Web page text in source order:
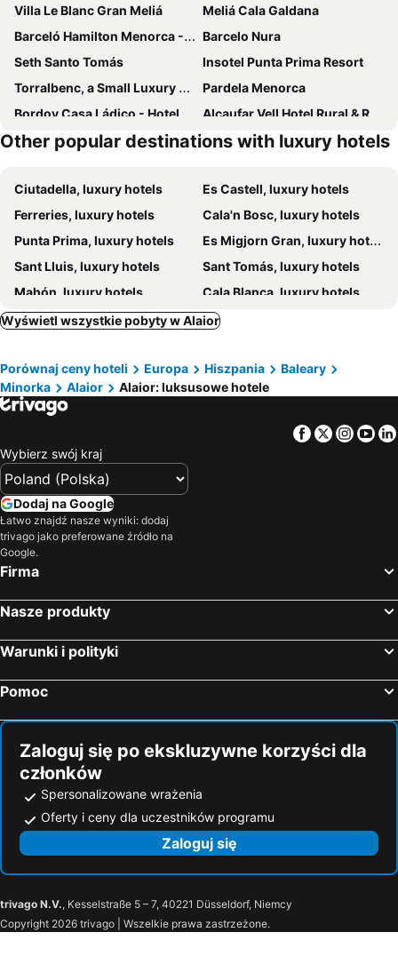
Villa Le Blanc Gran Meliá
Meliá Cala Galdana
Barceló Hamilton Menorca - Adults Only
Barcelo Nura
Seth Santo Tomás
Insotel Punta Prima Resort
Torralbenc, a Small Luxury Hotel of the World
Pardela Menorca
Bordoy Casa Ládico - Hotel Boutique Adults Only
Alcaufar Vell Hotel Rural & Restaurant
Amagatay Menorca
Jardí de Ses Bruixes Boutique Hotel
CAP Menorca Relais & Chateaux
Other popular destinations with luxury hotels
Ciutadella, luxury hotels
Es Castell, luxury hotels
Ferreries, luxury hotels
Cala'n Bosc, luxury hotels
Punta Prima, luxury hotels
Es Migjorn Gran, luxury hotels
Sant Lluis, luxury hotels
Sant Tomás, luxury hotels
Mahón, luxury hotels
Cala Blanca, luxury hotels
Son Bou, luxury hotels
Son Xoriguer, luxury hotels
Wyświetl wszystkie pobyty w Alaior
Porównaj ceny hoteli Europa Hiszpania
Baleary
Minorka
Alaior Alaior: luksusowe hotele
Facebook
Twitter
Wybierz swój kraj
Dodaj na Google
Łatwo znajdź nasze wyniki: dodaj
trivago jako preferowane źródło na
Google.
Firma
Nasze produkty
Warunki i polityki
Pomoc
Zaloguj się po ekskluzywne korzyści dla
członków
Spersonalizowane wrażenia
Oferty i ceny dla uczestników programu
Zaloguj się
trivago N.V., Kesselstraße 5 – 7, 40221 Düsseldorf, Niemcy
Copyright 2026 trivago | Wszelkie prawa zastrzeżone.